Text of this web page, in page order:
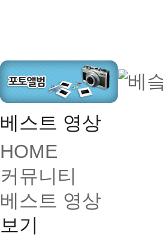
베스트 영상
HOME
커뮤니티
베스트 영상
보기